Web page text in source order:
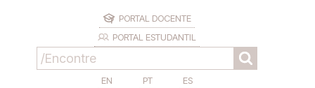
PORTAL DOCENTE
PORTAL ESTUDANTIL
EN PT ES